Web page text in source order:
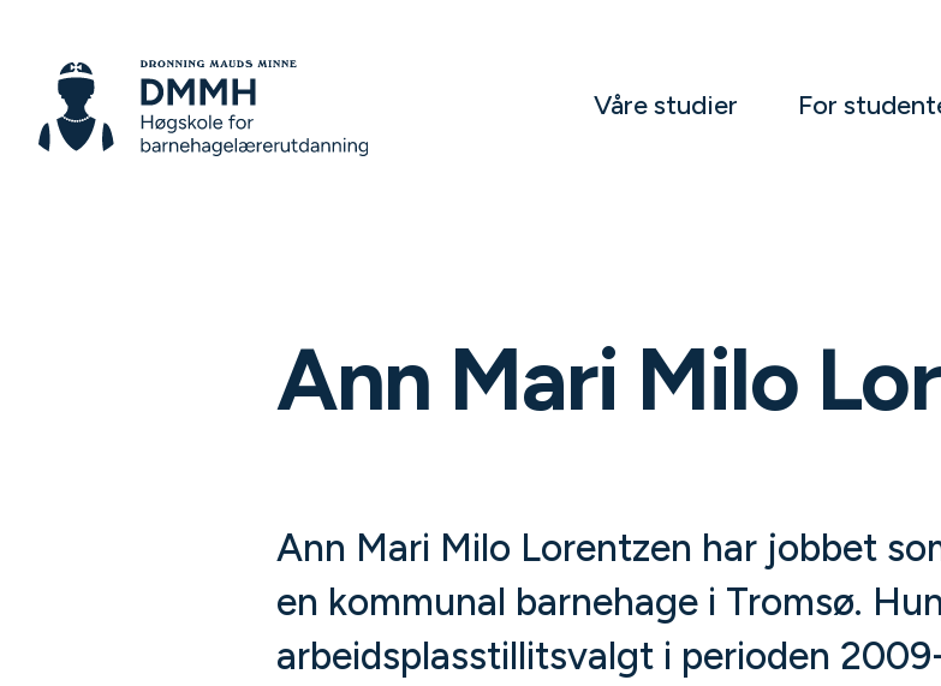
Våre studier For
Ann Mari Milo
Ann Mari Milo Lorentzen har jobbet
en kommunal barnehage i Tromsø.
arbeidsplasstillitsvalgt i perioden